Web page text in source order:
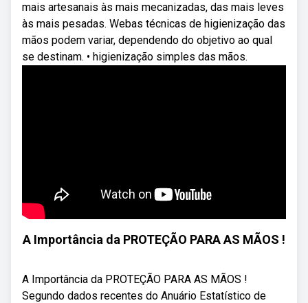
mais artesanais às mais mecanizadas, das mais leves
às mais pesadas. Webas técnicas de higienização das
mãos podem variar, dependendo do objetivo ao qual
se destinam. • higienização simples das mãos.
A Importância da PROTEÇÃO PARA AS MÃOS !
A Importância da PROTEÇÃO PARA AS MÃOS !
Segundo dados recentes do Anuário Estatístico de